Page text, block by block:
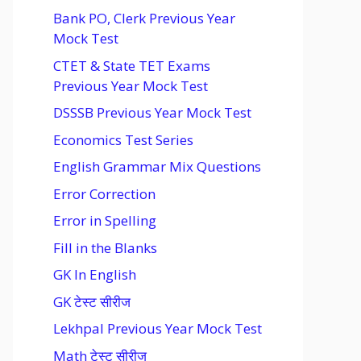
Bank PO, Clerk Previous Year
Mock Test
CTET & State TET Exams
Previous Year Mock Test
DSSSB Previous Year Mock Test
Economics Test Series
English Grammar Mix Questions
Error Correction
Error in Spelling
Fill in the Blanks
GK In English
GK टेस्ट सीरीज
Lekhpal Previous Year Mock Test
Math टेस्ट सीरीज